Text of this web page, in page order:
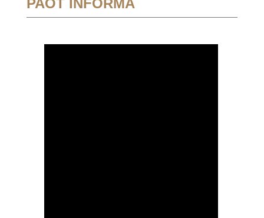
PAOT INFORMA